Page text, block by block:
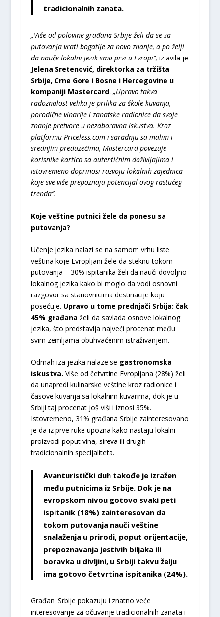
tradicionalnih zanata.
„Više od polovine građana Srbije želi da se sa
putovanja vrati bogatije za novo znanje, a po želji
da nauče lokalni jezik smo prvi u Evropi”, izjavila je
Jelena Sretenović, direktorka za tržišta
Srbije, Crne Gore i Bosne i Hercegovine u
kompaniji Mastercard. „Upravo takva
radoznalost velika je prilika za škole kuvanja,
porodične vinarije i zanatske radionice da svoje
znanje pretvore u nezaboravna iskustva. Kroz
platformu Priceless.com i saradnju sa malim i
srednjim preduzećima, Mastercard povezuje
korisnike kartica sa autentičnim doživljajima i
istovremeno doprinosi razvoju lokalnih zajednica
koje sve više prepoznaju potencijal ovog rastućeg
trenda”.
Koje veštine putnici žele da ponesu sa
putovanja?
Učenje jezika nalazi se na samom vrhu liste
veština koje Evropljani žele da steknu tokom
putovanja – 30% ispitanika želi da nauči dovoljno
lokalnog jezika kako bi moglo da vodi osnovni
razgovor sa stanovnicima destinacije koju
posećuje. Upravo u tome prednjači Srbija: čak
45% građana želi da savlada osnove lokalnog
jezika, što predstavlja najveći procenat među
svim zemljama obuhvaćenim istraživanjem.
Odmah iza jezika nalaze se gastronomska
iskustva. Više od četvrtine Evropljana (28%) želi
da unapredi kulinarske veštine kroz radionice i
časove kuvanja sa lokalnim kuvarima, dok je u
Srbiji taj procenat još viši i iznosi 35%.
Istovremeno, 31% građana Srbije zainteresovano
je da iz prve ruke upozna kako nastaju lokalni
proizvodi poput vina, sireva ili drugih
tradicionalnih specijaliteta.
Avanturistički duh takođe je izražen
među putnicima iz Srbije. Dok je na
evropskom nivou gotovo svaki peti
ispitanik (18%) zainteresovan da
tokom putovanja nauči veštine
snalaženja u prirodi, poput orijentacije,
prepoznavanja jestivih biljaka ili
boravka u divljini, u Srbiji takvu želju
ima gotovo četvrtina ispitanika (24%).
Građani Srbije pokazuju i znatno veće
interesovanje za očuvanje tradicionalnih zanata i